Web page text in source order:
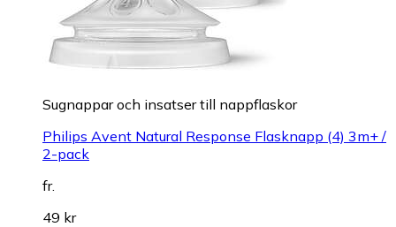
Sugnappar och insatser till nappflaskor
Philips Avent Natural Response Flasknapp (4) 3m+ /
2-pack
fr.
49 kr